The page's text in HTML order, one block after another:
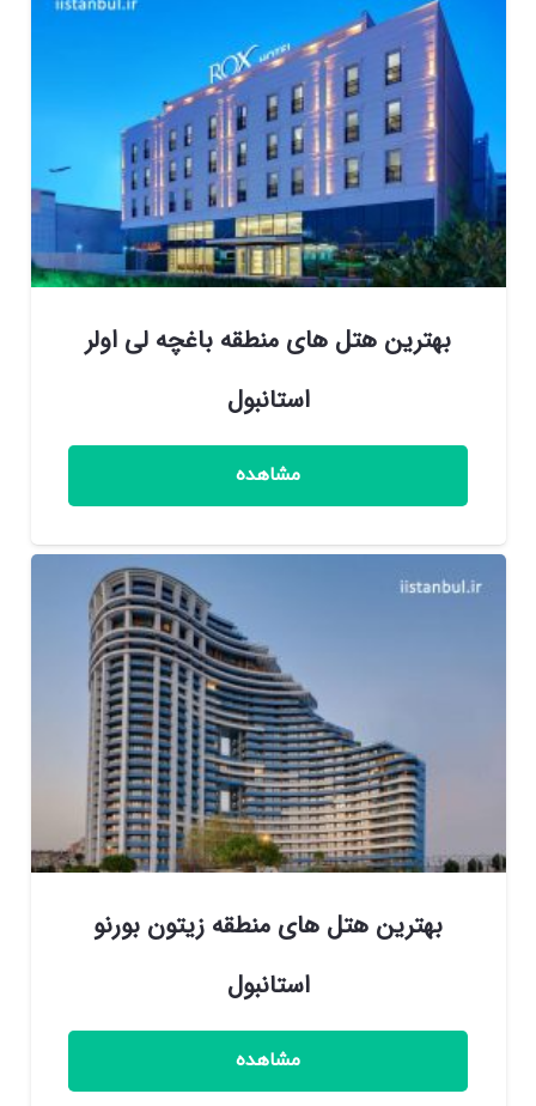
بهترین هتل های منطقه باغچه لی اولر
استانبول
مشاهده
بهترین هتل های منطقه زیتون بورنو
استانبول
مشاهده